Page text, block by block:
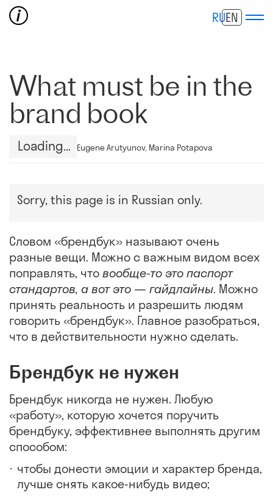
RUEN
What must be in the
brand book
Loading Eugene Arutyunov, Marina Potapova
Sorry, this page is in Russian only.
Словом «брендбук» называют очень
разные вещи. Можно с важным видом всех
поправлять, чтовообще-то это паспорт
стандартов, а вот это — гайдлайны. Можно
принять реальность и разрешить людям
говорить «брендбук». Главное разобраться,
что в действительности нужно сделать.
Брендбук не нужен
Брендбук никогда не нужен. Любую
«работу», которую хочется поручить
брендбуку, эффективнее выполнять другим
способом:
чтобы донести эмоции и характер бренда,
лучше снять какое-нибудь видео;